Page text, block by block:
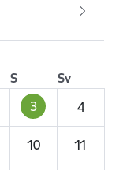
S
Sv
3 4
10 11